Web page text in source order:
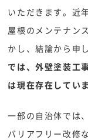
いただきます。近
屋根のメンテナン
かし、結論から申
では、外壁塗装工
は現在存在してい
一部の自治体では
バリアフリー改修